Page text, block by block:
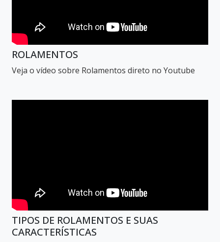
ROLAMENTOS
Veja o vídeo sobre Rolamentos direto no Youtube
TIPOS DE ROLAMENTOS E SUAS
CARACTERÍSTICAS